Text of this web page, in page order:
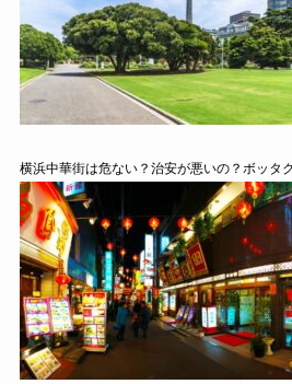
横浜中華街は危ない？治安が悪いの？ボッタ